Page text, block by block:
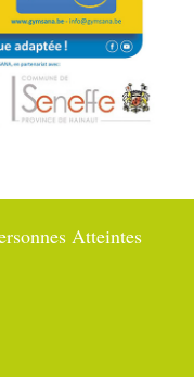
Atteintes